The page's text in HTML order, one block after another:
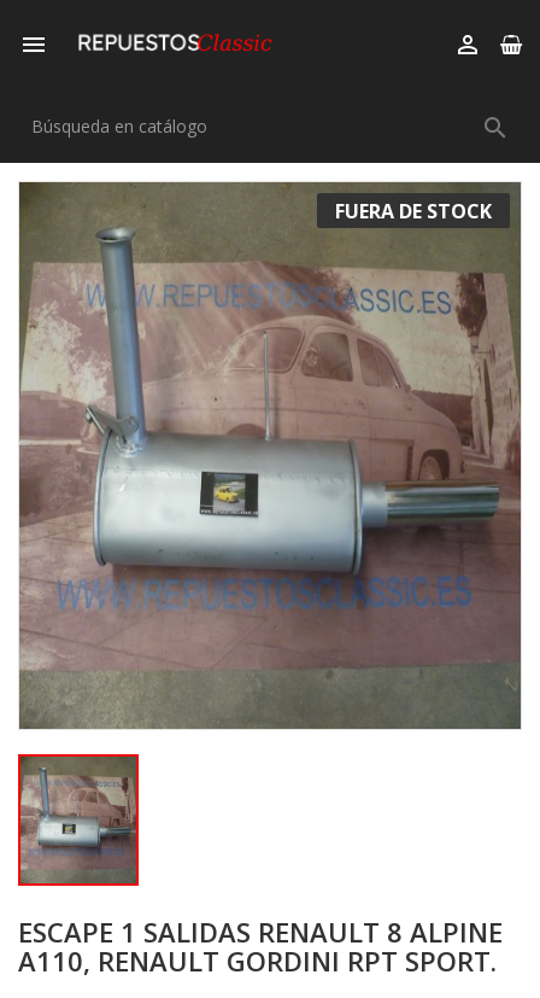
 

FUERA DE STOCK
ESCAPE 1 SALIDAS RENAULT 8 ALPINE
A110, RENAULT GORDINI RPT SPORT.